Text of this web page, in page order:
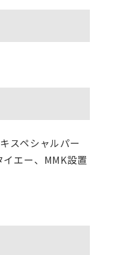
スペシャルパー
エー、MMK設置